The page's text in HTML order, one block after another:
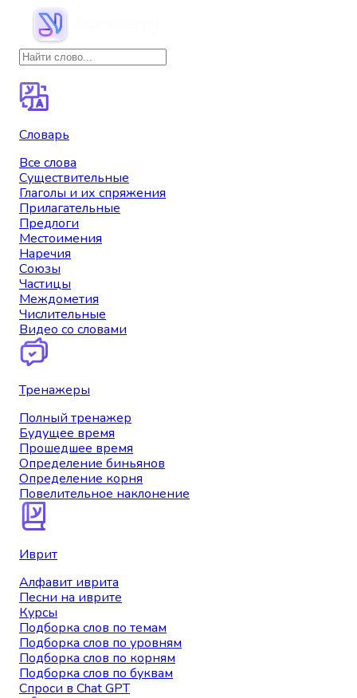
Словарь
Все слова
Существительные
Глаголы и их спряжения
Прилагательные
Предлоги
Местоимения
Наречия
Союзы
Частицы
Междометия
Числительные
Видео со словами
Тренажеры
Полный тренажер
Будущее время
Прошедшее время
Определение биньянов
Определение корня
Повелительное наклонение
Иврит
Алфавит иврита
Песни на иврите
Курсы
Подборка слов по темам
Подборка слов по уровням
Подборка слов по корням
Подборка слов по буквам
Спроси в Chat GPT